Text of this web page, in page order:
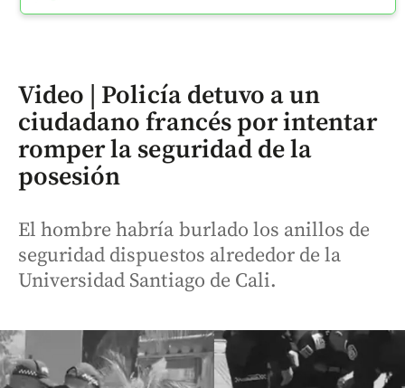
Video | Policía detuvo a un
ciudadano francés por intentar
romper la seguridad de la
posesión
El hombre habría burlado los anillos de
seguridad dispuestos alrededor de la
Universidad Santiago de Cali.